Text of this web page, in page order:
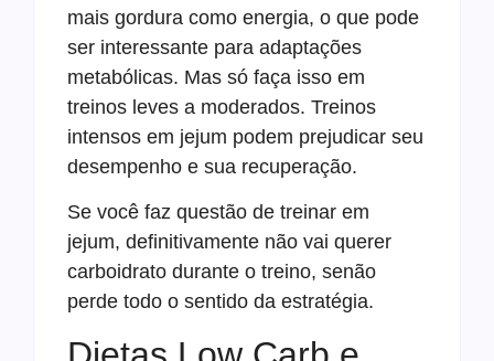
mais gordura como energia, o que pode
ser interessante para adaptações
metabólicas. Mas só faça isso em
treinos leves a moderados. Treinos
intensos em jejum podem prejudicar seu
desempenho e sua recuperação.
Se você faz questão de treinar em
jejum, definitivamente não vai querer
carboidrato durante o treino, senão
perde todo o sentido da estratégia.